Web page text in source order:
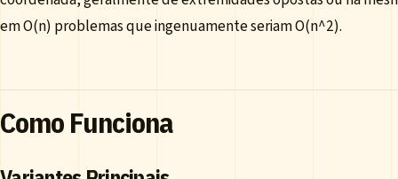
em O(n) problemas que ingenuamente seriam O(n^2).
Como Funciona